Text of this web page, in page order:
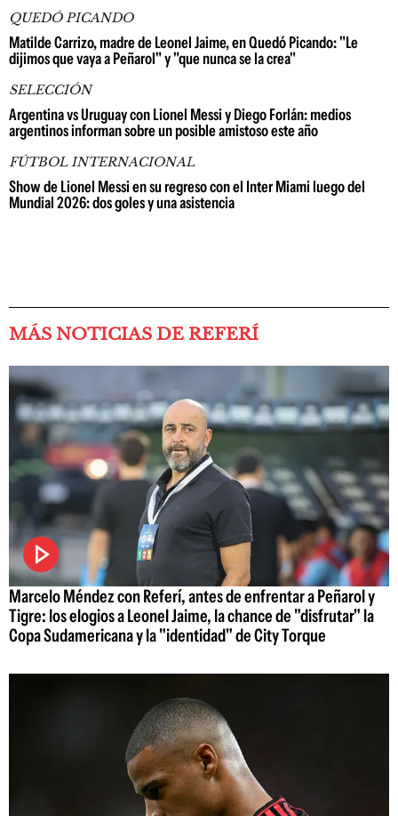
QUEDÓ PICANDO
Matilde Carrizo, madre de Leonel Jaime, en Quedó Picando: "Le
dijimos que vaya a Peñarol" y "que nunca se la crea"
SELECCIÓN
Argentina vs Uruguay con Lionel Messi y Diego Forlán: medios
argentinos informan sobre un posible amistoso este año
FÚTBOL INTERNACIONAL
Show de Lionel Messi en su regreso con el Inter Miami luego del
Mundial 2026: dos goles y una asistencia
MÁS NOTICIAS DE REFERÍ
Marcelo Méndez con Referí, antes de enfrentar a Peñarol y
Tigre: los elogios a Leonel Jaime, la chance de "disfrutar" la
Copa Sudamericana y la "identidad" de City Torque